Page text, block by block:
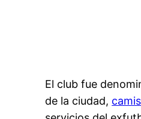
El club fue
de la ciudad,